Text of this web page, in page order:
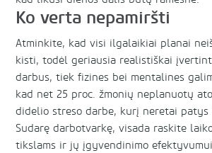
Ko verta nepamiršti
Atminkite, kad visi ilgalaikiai planai
kisti, todėl geriausia realistiškai
darbus, tiek fizines bei mentalines
kad net 25 proc. žmonių neplanuotų
didelio streso darbe, kurį neretai patys
Sudarę darbotvarkę, visada raskite
tikslams ir jų įgyvendinimo